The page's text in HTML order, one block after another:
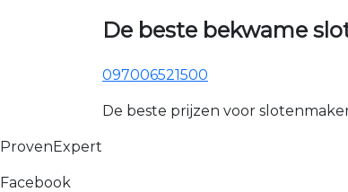
De beste bekwame
097006521500
De beste prijzen voor
ProvenExpert
Facebook